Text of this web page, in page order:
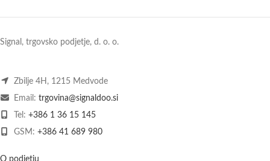
Signal, trgovsko podjetje, d. o. o.
Zbilje 4H, 1215 Medvode
Email: trgovina@signaldoo.si
Tel: +386 1 36 15 145
GSM: +386 41 689 980